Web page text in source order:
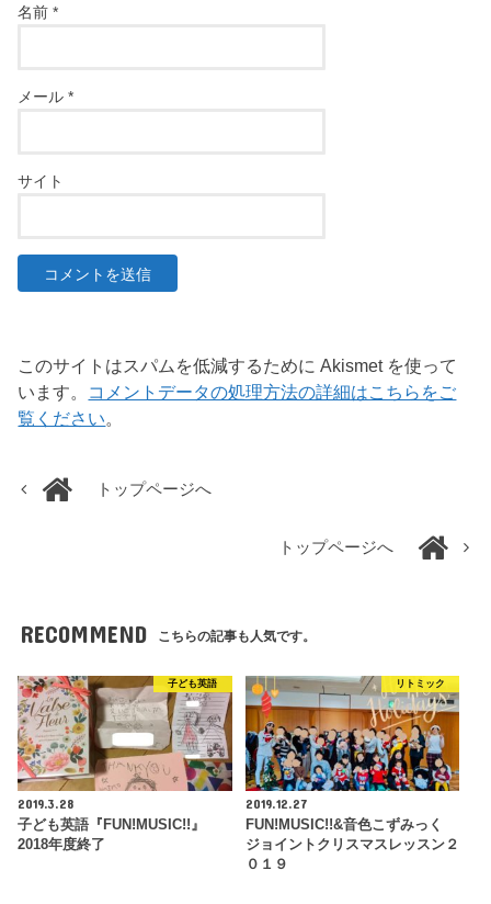
名前*
メール*
サイト
このサイトはスパムを低減するために Akismet を使って
います。 コメントデータの処理方法の詳細はこちらをご
覧ください。
トップページへ
トップページへ
RECOMMEND こちらの記事も人気です。
子ども英語
2019.3.28
子ども英語『FUN!MUSIC!!』
2018年度終了
リトミック
2019.12.27
FUN!MUSIC!!&音色こずみっく
ジョイントクリスマスレッスン２
０１９